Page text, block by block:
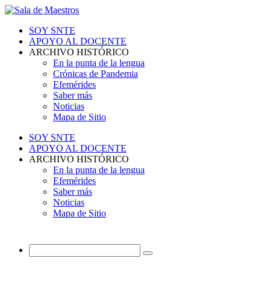
SOY SNTE
APOYO AL DOCENTE
ARCHIVO HISTÓRICO
En la punta de la lengua
Crónicas de Pandemia
Efemérides
Saber más
Noticias
Mapa de Sitio
SOY SNTE
APOYO AL DOCENTE
ARCHIVO HISTÓRICO
En la punta de la lengua
Efemérides
Saber más
Noticias
Mapa de Sitio